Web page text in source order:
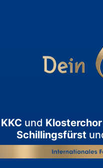
KKC und
Schillingsfürst